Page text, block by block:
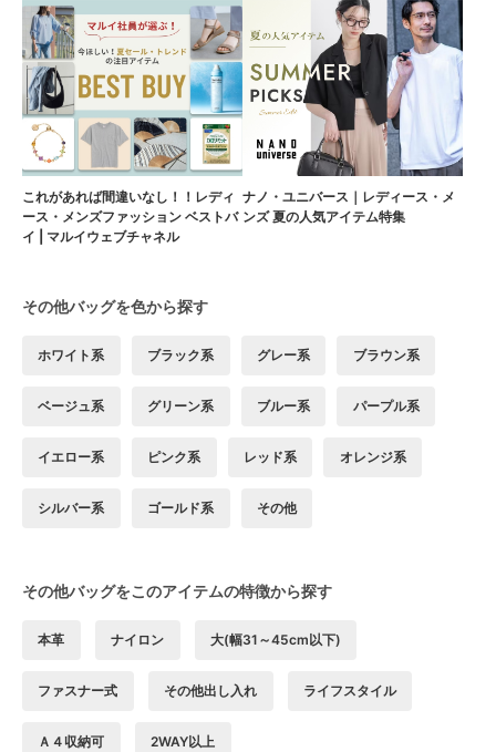
これがあれば間違いなし！！レディ
ース・メンズファッション ベストバ
イ | マルイウェブチャネル
ナノ・ユニバース｜レディース・メ
ンズ 夏の人気アイテム特集
その他バッグを色から探す
ホワイト系 ブラック系 グレー系 ブラウン系
ベージュ系 グリーン系 ブルー系 パープル系
イエロー系 ピンク系 レッド系 オレンジ系
シルバー系 ゴールド系 その他
その他バッグをこのアイテムの特徴から探す
本革 ナイロン 大(幅31～45cm以下)
ファスナー式 その他出し入れ ライフスタイル
Ａ４収納可 2WAY以上